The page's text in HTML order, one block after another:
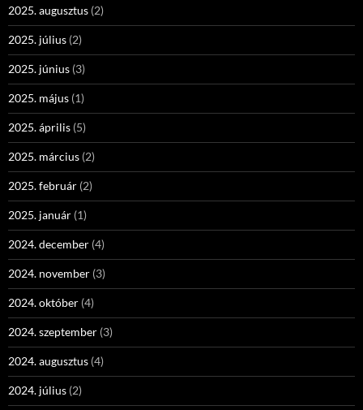
2025. augusztus (2)
2025. július (2)
2025. június (3)
2025. május (1)
2025. április (5)
2025. március (2)
2025. február (2)
2025. január (1)
2024. december (4)
2024. november (3)
2024. október (4)
2024. szeptember (3)
2024. augusztus (4)
2024. július (2)